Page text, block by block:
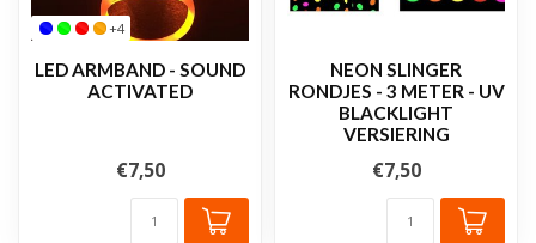
+4
LED ARMBAND - SOUND
ACTIVATED
€7,50
NEON SLINGER
RONDJES - 3 METER - UV
BLACKLIGHT
VERSIERING
€7,50